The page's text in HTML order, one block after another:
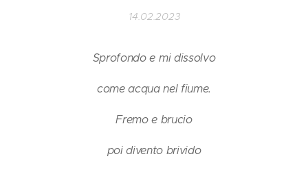
14.02.2023
Sprofondo e mi dissolvo
come acqua nel fiume.
Fremo e brucio
poi divento brivido